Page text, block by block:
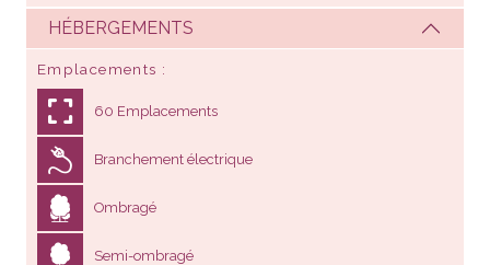
HÉBERGEMENTS
Emplacements
60 Emplacements
Branchement électrique
Ombragé
Semi-ombragé